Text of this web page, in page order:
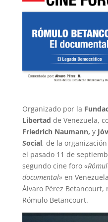
Organizado por la
Libertad de Venezuela,
Friedrich Naumann, y
Social, de la
el pasado 11 de
segundo cine foro
documental» en
Álvaro Pérez
Rómulo Betancourt.